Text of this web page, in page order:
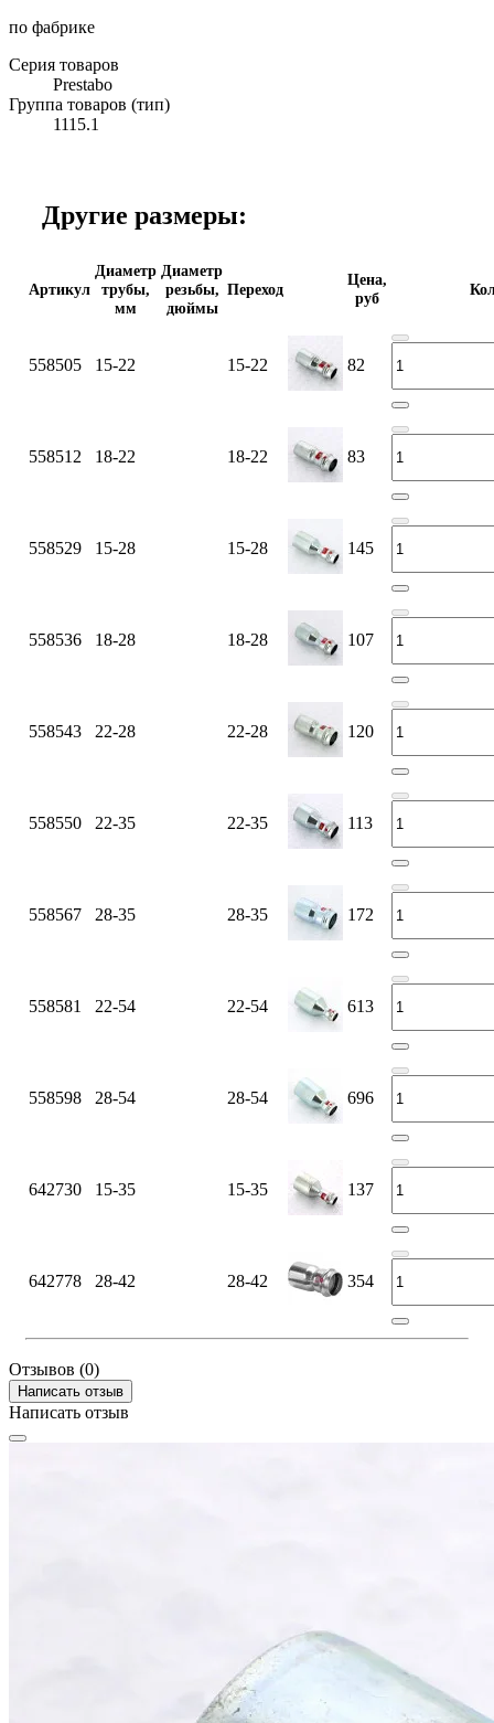
по фабрике
Серия товаров
Prestabo
Группа товаров (тип)
1115.1
Другие размеры:
Артикул
Диаметр
трубы,
мм
Диаметр
резьбы,
дюймы
Переход
Цена,
руб
558505 15-22 15-22 82
558512 18-22 18-22 83
558529 15-28 15-28 145
558536 18-28 18-28 107
558543 22-28 22-28 120
558550 22-35 22-35 113
558567 28-35 28-35 172
558581 22-54 22-54 613
558598 28-54 28-54 696
642730 15-35 15-35 137
642778 28-42 28-42 354
Отзывов (0)
Написать отзыв
Написать отзыв